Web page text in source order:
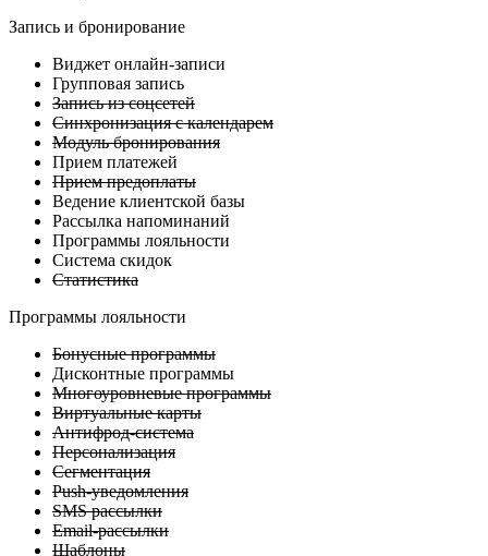
Запись и бронирование
Виджет онлайн-записи
Групповая запись
Запись из соцсетей
Синхронизация с календарем
Модуль бронирования
Прием платежей
Прием предоплаты
Ведение клиентской базы
Рассылка напоминаний
Программы лояльности
Система скидок
Статистика
Программы лояльности
Бонусные программы
Дисконтные программы
Многоуровневые программы
Виртуальные карты
Антифрод-система
Персонализация
Сегментация
Push-уведомления
SMS рассылки
Email-рассылки
Шаблоны